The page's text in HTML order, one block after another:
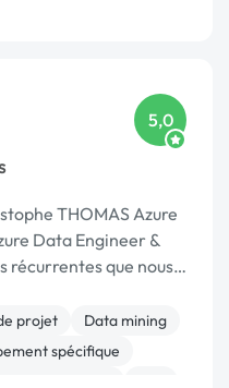
5,0
THOMAS Azure
Data Engineer &
récurrentes que nous
projet
Data mining
spécifique